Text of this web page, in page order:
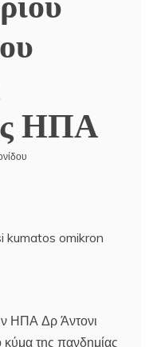
ΗΠΑ
ΗΠΑ Δρ Άντονι
κύμα της πανδημίας